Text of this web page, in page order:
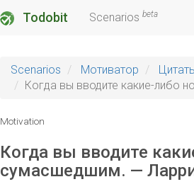
Todobit Scenarios beta
Scenarios Мотиватор
Когда вы вводите какие-либо
Motivation
Когда вы вводите
сумасшедшим. —